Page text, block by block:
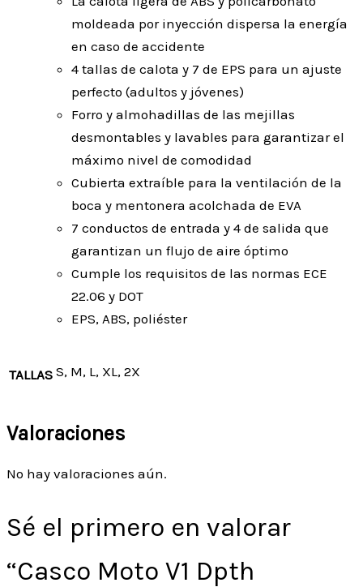
moldeada por inyección dispersa la energía
en caso de accidente
4 tallas de calota y 7 de EPS para un ajuste
perfecto (adultos y jóvenes)
Forro y almohadillas de las mejillas
desmontables y lavables para garantizar el
máximo nivel de comodidad
Cubierta extraíble para la ventilación de la
boca y mentonera acolchada de EVA
7 conductos de entrada y 4 de salida que
garantizan un flujo de aire óptimo
Cumple los requisitos de las normas ECE
22.06 y DOT
EPS, ABS, poliéster
TALLAS S, M, L, XL, 2X
Valoraciones
No hay valoraciones aún.
Sé el primero en valorar
“Casco Moto V1 Dpth